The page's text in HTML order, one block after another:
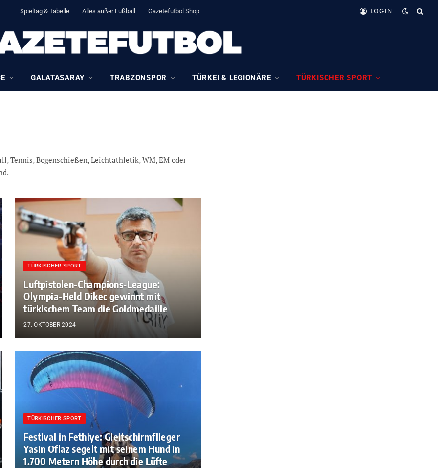
Spieltag & Tabelle Alles außer Fußball Gazetefutbol Shop LOGIN
GALATASARAY TRABZONSPOR TÜRKEI & LEGIONÄRE TÜRKISCHER SPORT
Tennis, Bogenschießen, Leichtathletik, WM, EM oder
TÜRKISCHER SPORT
Luftpistolen-Champions-League:
Olympia-Held Dikec gewinnt mit
türkischem Team die Goldmedaille
27. OKTOBER 2024
TÜRKISCHER SPORT
Festival in Fethiye: Gleitschirmflieger
Yasin Oflaz segelt mit seinem Hund in
1.700 Metern Höhe durch die Lüfte